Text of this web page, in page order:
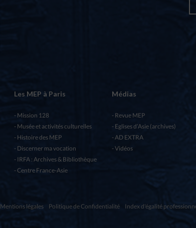
Les MEP à Paris
Mission 128
Musée et activités culturelles
Histoire des MEP
Discerner ma vocation
IRFA : Archives & Bibliothèque
Centre France-Asie
Médias
Revue MEP
Eglises d’Asie (archives)
AD EXTRA
Vidéos
Mentions légales Politique de Confidentialité Index d'égalité